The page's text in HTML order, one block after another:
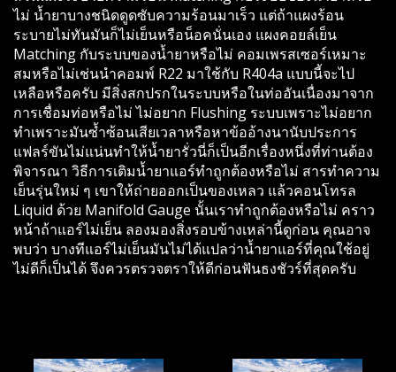
ไม่ น้ำยาบางชนิดดูดซับความร้อนมาเร็ว แต่ถ้าแผงร้อน
ระบายไม่ทันมันก็ไม่เย็นหรือน็อคนั่นเอง แผงคอยล์เย็น
Matching กับระบบของน้ำยาหรือไม่ คอมเพรสเซอร์เหมาะ
สมหรือไม่เช่นนำคอมพ์ R22 มาใช้กับ R404a แบบนี้จะไป
เหลือหรือครับ มีสิ่งสกปรกในระบบหรือในท่ออันเนื่องมาจาก
การเชื่อมท่อหรือไม่ ไม่อยาก Flushing ระบบเพราะไม่อยาก
ทำเพราะมันซ้ำซ้อนเสียเวลาหรือหาข้ออ้างนานับประการ
แฟลร์ขันไม่แน่นทำให้น้ำยารั่วนี่ก็เป็นอีกเรื่องหนึ่งที่ท่านต้อง
พิจารณา วิธีการเติมน้ำยาแอร์ทำถูกต้องหรือไม่ สารทำความ
เย็นรุ่นใหม่ ๆ เขาให้ถ่ายออกเป็นของเหลว แล้วคอนโทรล
Liquid ด้วย Manifold Gauge นั้นเราทำถูกต้องหรือไม่ คราว
หน้าถ้าแอร์ไม่เย็น ลองมองสิ่งรอบข้างเหล่านี้ดูก่อน คุณอาจ
พบว่า บางทีแอร์ไม่เย็นมันไม่ได้แปลว่าน้ำยาแอร์ที่คุณใช้อยู่
ไม่ดีก็เป็นได้ จึงควรตรวจตราให้ดีก่อนฟันธงชัวร์ที่สุดครับ